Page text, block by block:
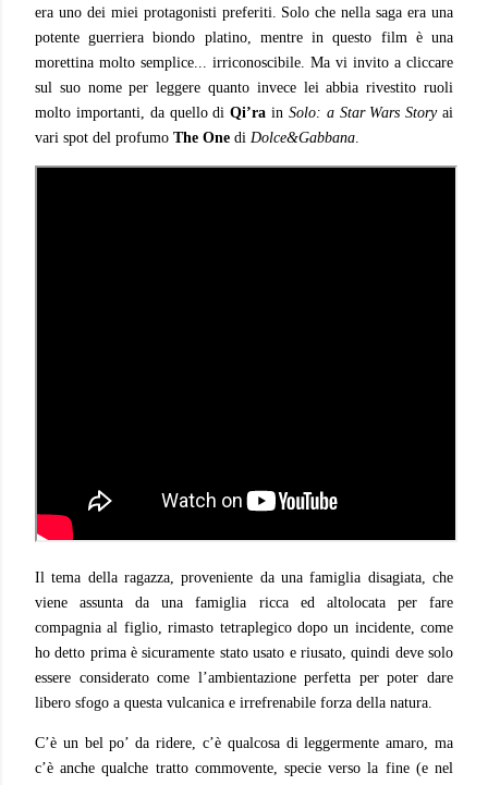
era uno dei miei protagonisti preferiti. Solo che nella saga era una
potente guerriera biondo platino, mentre in questo film è una
morettina molto semplice... irriconoscibile. Ma vi invito a cliccare
sul suo nome per leggere quanto invece lei abbia rivestito ruoli
molto importanti, da quello diQi’ra in Solo: a Star Wars Storyai
vari spot del profumo The One di Dolce&Gabbana
Il tema della ragazza, proveniente da una famiglia disagiata, che
viene assunta da una famiglia ricca ed altolocata per fare
compagnia al figlio, rimasto tetraplegico dopo un incidente, come
ho detto prima è sicuramente stato usato e riusato, quindi deve solo
essere considerato come l’ambientazione perfetta per poter dare
libero sfogo a questa vulcanica e irrefrenabile forza della natura.
C’è un bel po’ da ridere, c’è qualcosa di leggermente amaro, ma
c’è anche qualche tratto commovente, specie verso la fine (e nel